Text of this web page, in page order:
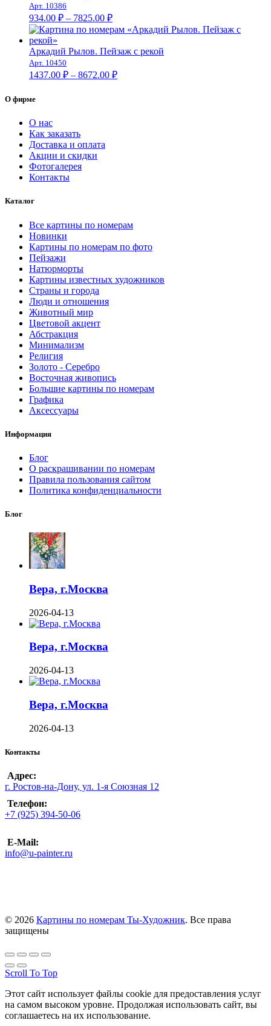
Арт. 10386
934.00 ₽ – 7825.00 ₽Диапазон
цен:
–
Аркадий Рылов. Пейзаж с рекой
Арт. 10450
1437.00 ₽ – 8672.00 ₽Диапазон
О фирме
О нас
Как заказать
Доставка и оплата
Акции и скидки
Фотогалерея
Контакты
Каталог
Все картины по номерам
Новинки
Картины по номерам по фото
Пейзажи
Натюрморты
Картины известных художников
Страны и города
Люди и отношения
Животный мир
Цветовой акцент
Абстракция
Минимализм
Религия
Золото - Серебро
Восточная живопись
Большие картины по номерам
Графика
Аксессуары
Информация
Блог
О раскрашивании по номерам
Правила пользования сайтом
Политика конфиденциальности
Блог
Вера, г.Москва
2026-04-13
Вера, г.Москва
2026-04-13
Вера, г.Москва
2026-04-13
Контакты
Адрес:
г. Ростов-на-Дону, ул. 1-я Союзная 12
Телефон:
+7 (925) 394-50-06
E-Mail:
info@u-painter.ru
© 2026 Картины по номерам Ты-Художник. Все права
защищены
Scroll To Top
Этот сайт использует файлы cookie для предоставления услуг
на самом высоком уровне. Продолжая использовать сайт, вы
соглашаетесь на их использование.